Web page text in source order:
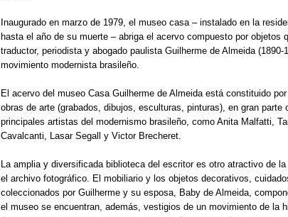
Inaugurado en marzo de 1979, el museo casa – instalado en la
hasta el año de su muerte – abriga el acervo compuesto por objetos
traductor, periodista y abogado paulista Guilherme de Almeida (1890-
movimiento modernista brasileño.
El acervo del museo Casa Guilherme de Almeida está constituido
obras de arte (grabados, dibujos, esculturas, pinturas), en gran parte
principales artistas del modernismo brasileño, como Anita Malfatti,
Cavalcanti, Lasar Segall y Victor Brecheret.
La amplia y diversificada biblioteca del escritor es otro atractivo de
el archivo fotográfico. El mobiliario y los objetos decorativos,
coleccionados por Guilherme y su esposa, Baby de Almeida,
el museo se encuentran, además, vestigios de un movimiento de la